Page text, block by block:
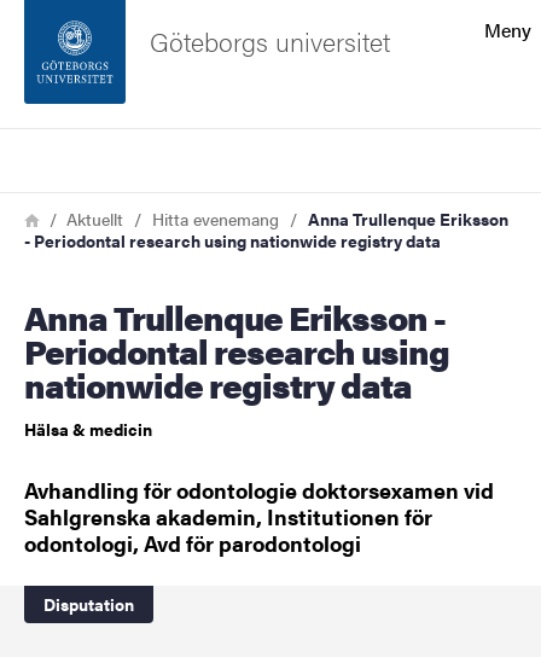
Sidfoten
Om webbplatsen
Meny
Göteborgs universitet
Länkstig
HemAktuellt Hitta evenemang
Anna Trullenque Eriksson
- Periodontal research using nationwide registry data
Anna Trullenque Eriksson -
Periodontal research using
nationwide registry data
Hälsa & medicin
Avhandling för odontologie doktorsexamen vid
Sahlgrenska akademin, Institutionen för
odontologi, Avd för parodontologi
Disputation